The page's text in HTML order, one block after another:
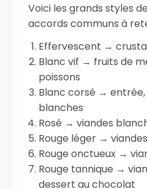
Voici les grands styles
accords communs à
Effervescent →
Blanc vif → fruits de
poissons
Blanc corsé → entrée,
blanches
Rosé → viandes
Rouge léger →
Rouge onctueux →
Rouge tannique →
dessert au chocolat